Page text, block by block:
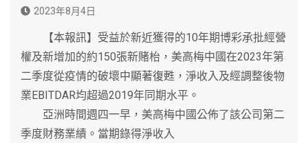
2023年8月4日
【本報訊】受益於新近獲得的10年期博彩承批經營
權及新增加的約150張新賭枱，美高梅中國在2023年第
二季度從疫情的破壞中顯著復甦，淨收入及經調整後物
業EBITDAR均超過2019年同期水平。
亞洲時間週四一早，美高梅中國公佈了該公司第二
季度財務業績。當期錄得淨收入